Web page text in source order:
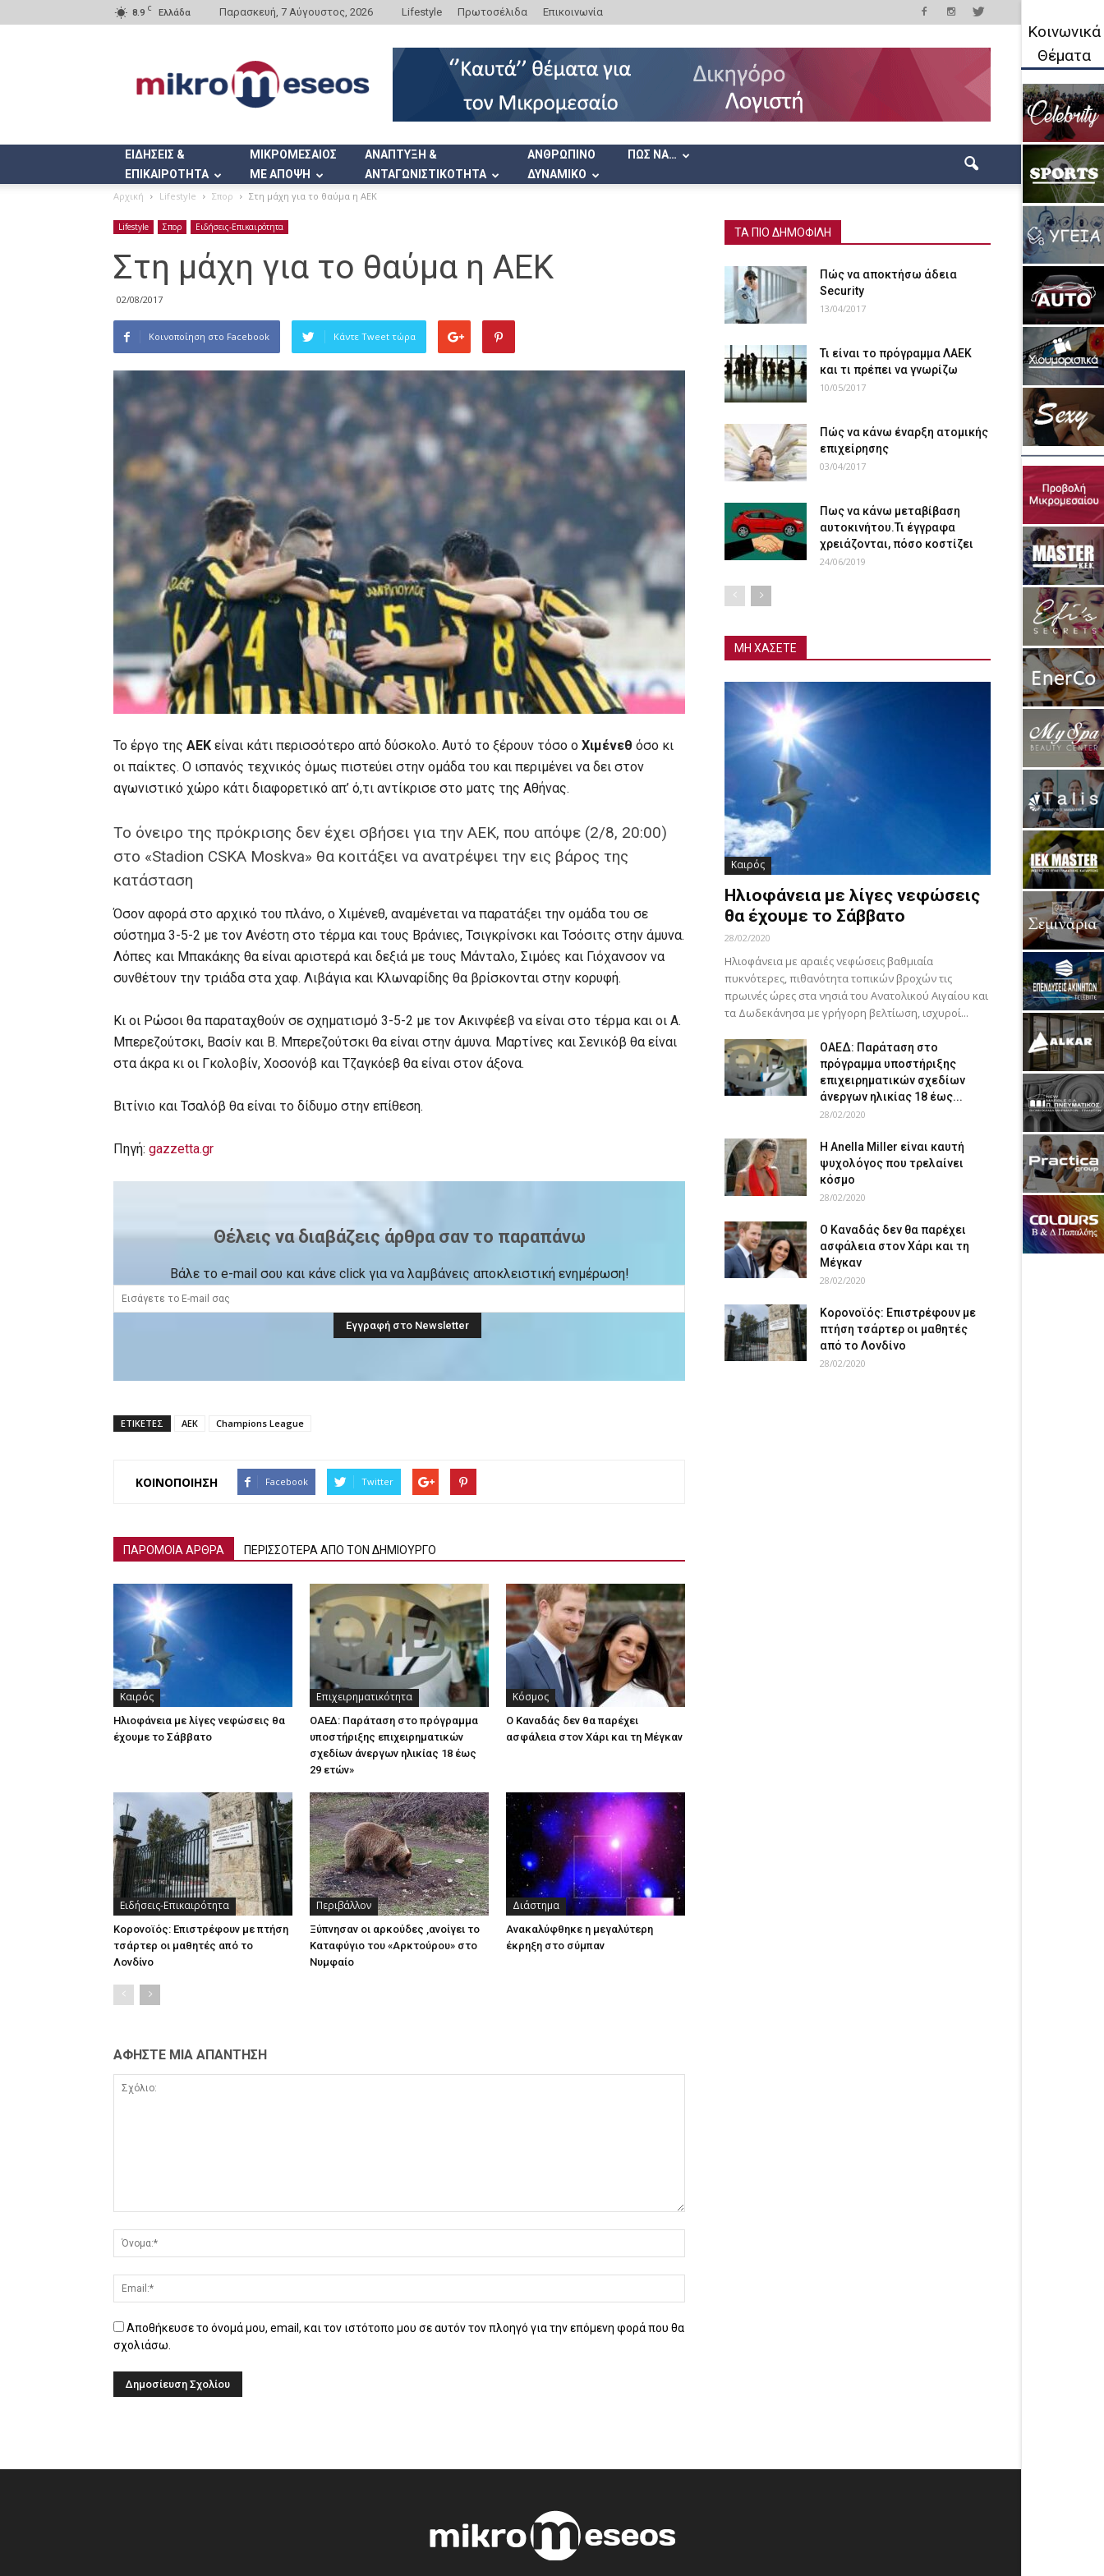
8.9 C Ελλάδα Παρασκευή, 7 Αύγουστος, 2026 Lifestyle Πρωτοσέλιδα Επικοινωνία
ΕΙΔΗΣΕΙΣ &
ΕΠΙΚΑΙΡΟΤΗΤΑ
ΜΙΚΡΟΜΕΣΑΙΟΣ
ΜΕ ΑΠΟΨΗ
ΑΝΑΠΤΥΞΗ &
ΑΝΤΑΓΩΝΙΣΤΙΚΟΤΗΤΑ
ΑΝΘΡΩΠΙΝΟ
ΔΥΝΑΜΙΚΟ
ΠΩΣ ΝΑ…
Αρχική Lifestyle Σπορ Στη μάχη για το θαύμα η ΑΕΚ
Lifestyle Σπορ Ειδήσεις-Επικαιρότητα
Στη μάχη για το θαύμα η ΑΕΚ
02/08/2017
Κοινοποίηση στο Facebook Κάντε Tweet τώρα
Το έργο της AEK είναι κάτι περισσότερο από δύσκολο. Αυτό το ξέρουν τόσο ο Χιμένεθ όσο κι
οι παίκτες. Ο ισπανός τεχνικός όμως πιστεύει στην ομάδα του και περιμένει να δει στον
αγωνιστικό χώρο κάτι διαφορετικό απ’ ό,τι αντίκρισε στο ματς της Αθήνας.
Το όνειρο της πρόκρισης δεν έχει σβήσει για την ΑΕΚ, που απόψε (2/8, 20:00)
στο «Stadion CSKA Moskva» θα κοιτάξει να ανατρέψει την εις βάρος της
κατάσταση
Όσον αφορά στο αρχικό του πλάνο, ο Χιμένεθ, αναμένεται να παρατάξει την ομάδα του σε
σύστημα 3-5-2 με τον Ανέστη στο τέρμα και τους Βράνιες, Τσιγκρίνσκι και Τσόσιτς στην άμυνα.
Λόπες και Μπακάκης θα είναι αριστερά και δεξιά με τους Μάνταλο, Σιμόες και Γιόχανσον να
συνθέτουν την τριάδα στα χαφ. Λιβάγια και Κλωναρίδης θα βρίσκονται στην κορυφή.
Κι οι Ρώσοι θα παραταχθούν σε σχηματισμό 3-5-2 με τον Ακινφέεβ να είναι στο τέρμα και οι Α.
Μπερεζούτσκι, Βασίν και Β. Μπερεζούτσκι θα είναι στην άμυνα. Μαρτίνες και Σενικόβ θα είναι
στα άκρα κι οι Γκολοβίν, Χοσονόβ και Τζαγκόεβ θα είναι στον άξονα.
Βιτίνιο και Τσαλόβ θα είναι το δίδυμο στην επίθεση.
Πηγή: gazzetta.gr
Θέλεις να διαβάζεις άρθρα σαν το παραπάνω
Βάλε το e-mail σου και κάνε click για να λαμβάνεις αποκλειστική ενημέρωση!
ΕΤΙΚΕΤΕΣ AEK Champions League
ΚΟΙΝΟΠΟΙΗΣΗ Facebook Twitter
ΠΑΡΟΜΟΙΑ ΑΡΘΡΑ ΠΕΡΙΣΣΟΤΕΡΑ ΑΠΟ ΤΟΝ ΔΗΜΙΟΥΡΓΟ
Καιρός
Ηλιοφάνεια με λίγες νεφώσεις θα
έχουμε το Σάββατο
Επιχειρηματικότητα
ΟΑΕΔ: Παράταση στο πρόγραμμα
υποστήριξης επιχειρηματικών
σχεδίων άνεργων ηλικίας 18 έως
29 ετών»
Κόσμος
Ο Καναδάς δεν θα παρέχει
ασφάλεια στον Χάρι και τη Μέγκαν
Ειδήσεις-Επικαιρότητα
Κορονοϊός: Επιστρέφουν με πτήση
τσάρτερ οι μαθητές από το
Λονδίνο
Περιβάλλον
Ξύπνησαν οι αρκούδες ,ανοίγει το
Καταφύγιο του «Αρκτούρου» στο
Νυμφαίο
Διάστημα
Ανακαλύφθηκε η μεγαλύτερη
έκρηξη στο σύμπαν
ΑΦΗΣΤΕ ΜΙΑ ΑΠΑΝΤΗΣΗ
Αποθήκευσε το όνομά μου, email, και τον ιστότοπο μου σε αυτόν τον πλοηγό για την επόμενη φορά που θα
σχολιάσω.
ΤΑ ΠΙΟ ΔΗΜΟΦΙΛΗ
Πώς να αποκτήσω άδεια
Security
13/04/2017
Τι είναι το πρόγραμμα ΛΑΕΚ
και τι πρέπει να γνωρίζω
10/05/2017
Πώς να κάνω έναρξη ατομικής
επιχείρησης
03/04/2017
Πως να κάνω μεταβίβαση
αυτοκινήτου.Τι έγγραφα
χρειάζονται, πόσο κοστίζει
24/06/2019
ΜΗ ΧΑΣΕΤΕ
Καιρός
Ηλιοφάνεια με λίγες νεφώσεις
θα έχουμε το Σάββατο
28/02/2020
Ηλιοφάνεια με αραιές νεφώσεις βαθμιαία
πυκνότερες, πιθανότητα τοπικών βροχών τις
πρωινές ώρες στα νησιά του Ανατολικού Αιγαίου και
τα Δωδεκάνησα με γρήγορη βελτίωση, ισχυροί...
ΟΑΕΔ: Παράταση στο
πρόγραμμα υποστήριξης
επιχειρηματικών σχεδίων
άνεργων ηλικίας 18 έως...
28/02/2020
Η Anella Miller είναι καυτή
ψυχολόγος που τρελαίνει
κόσμο
28/02/2020
Ο Καναδάς δεν θα παρέχει
ασφάλεια στον Χάρι και τη
Μέγκαν
28/02/2020
Κορονοϊός: Επιστρέφουν με
πτήση τσάρτερ οι μαθητές
από το Λονδίνο
28/02/2020
Κοινωνικά
Θέματα